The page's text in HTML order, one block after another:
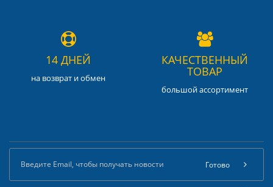
14 ДНЕЙ
на возврат и обмен
КАЧЕСТВЕННЫЙ
ТОВАР
большой ассортимент
Готово